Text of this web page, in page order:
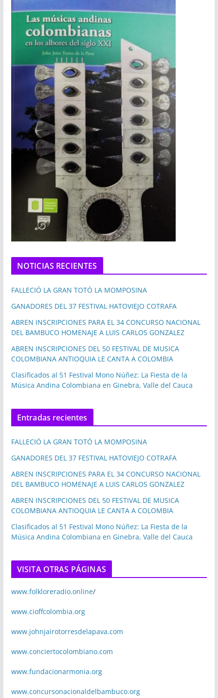
NOTICIAS RECIENTES
FALLECIÓ LA GRAN TOTÓ LA MOMPOSINA
GANADORES DEL 37 FESTIVAL HATOVIEJO COTRAFA
ABREN INSCRIPCIONES PARA EL 34 CONCURSO NACIONAL
DEL BAMBUCO HOMENAJE A LUIS CARLOS GONZALEZ
ABREN INSCRIPCIONES DEL 50 FESTIVAL DE MUSICA
COLOMBIANA ANTIOQUIA LE CANTA A COLOMBIA
Clasificados al 51 Festival Mono Núñez: La Fiesta de la
Música Andina Colombiana en Ginebra, Valle del Cauca
Entradas recientes
FALLECIÓ LA GRAN TOTÓ LA MOMPOSINA
GANADORES DEL 37 FESTIVAL HATOVIEJO COTRAFA
ABREN INSCRIPCIONES PARA EL 34 CONCURSO NACIONAL
DEL BAMBUCO HOMENAJE A LUIS CARLOS GONZALEZ
ABREN INSCRIPCIONES DEL 50 FESTIVAL DE MUSICA
COLOMBIANA ANTIOQUIA LE CANTA A COLOMBIA
Clasificados al 51 Festival Mono Núñez: La Fiesta de la
Música Andina Colombiana en Ginebra, Valle del Cauca
VISITA OTRAS PÁGINAS
www.folkloreradio.online/
www.cioffcolombia.org
www.johnjairotorresdelapava.com
www.conciertocolombiano.com
www.fundacionarmonia.org
www.concursonacionaldelbambuco.org